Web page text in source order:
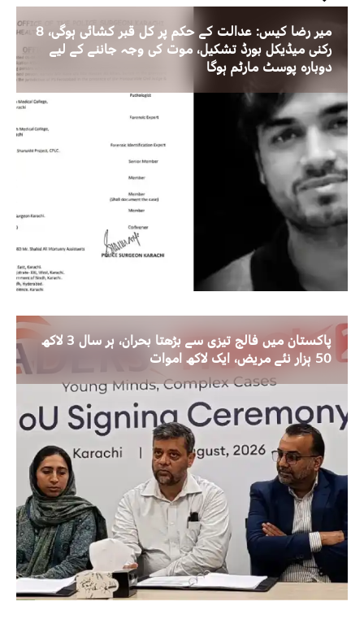
میر رضا کیس: عدالت کے حکم پر کل قبر کشائی ہوگی، 8
رکنی میڈیکل بورڈ تشکیل، موت کی وجہ جاننے کے لیے
دوبارہ پوسٹ مارٹم ہوگا
پاکستان میں فالج تیزی سے بڑھتا بحران، ہر سال 3 لاکھ
50 ہزار نئے مریض، ایک لاکھ اموات